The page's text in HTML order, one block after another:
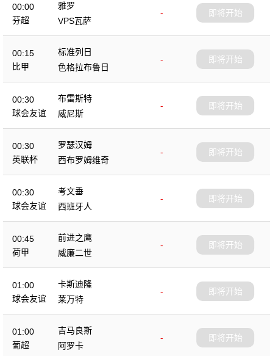
00:00
芬超
雅罗
-
VPS瓦萨
即将开始
00:15
比甲
标准列日
-
色格拉布鲁日
即将开始
00:30
球会友谊
布雷斯特
-
威尼斯
即将开始
00:30
英联杯
罗瑟汉姆
-
西布罗姆维奇
即将开始
00:30
球会友谊
考文垂
-
西班牙人
即将开始
00:45
荷甲
前进之鹰
-
威廉二世
即将开始
01:00
球会友谊
卡斯迪隆
-
莱万特
即将开始
01:00
葡超
吉马良斯
-
阿罗卡
即将开始